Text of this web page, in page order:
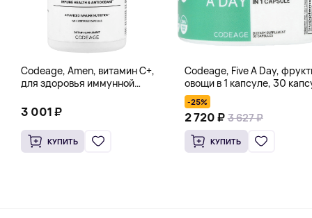
Codeage, Amen, витамин C+,
для здоровья иммунной
вегетарианских капсул
3 001 ₽
КУПИТЬ
Codeage, Five A Day,
овощи в 1 капсуле, 30
-25%
2 720 ₽ 3 627 ₽
КУПИТЬ